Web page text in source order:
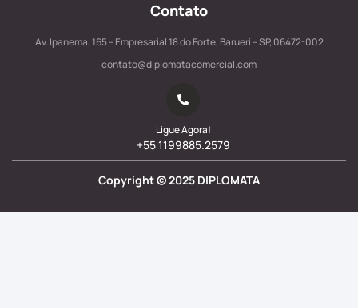
Contato
Av. Ipanema, 165 – Empresarial 18 do Forte, Barueri – SP, 06472-002
contato@diplomatacomercial.com
Ligue Agora!
+55 1199885.2579
Copyright ©2025 DIPLOMATA